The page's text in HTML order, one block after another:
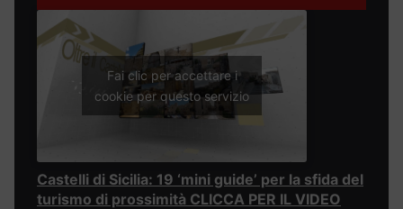
Fai clic per accettare i
cookie per questo servizio
Castelli di Sicilia: 19 ‘mini guide’ per la sfida del
turismo di prossimità CLICCA PER IL VIDEO